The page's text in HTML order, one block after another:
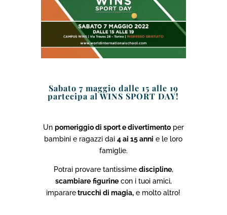
Sabato 7 maggio dalle 15 alle 19
partecipa al WINS SPORT DAY!
Un pomeriggio di sport e divertimentoper
bambini e ragazzi dai4 ai 15 anni e le loro
famiglie.
Potraiprovare tantissime discipline,
scambiare figurinecon i tuoi amici,
impararetrucchi di magia, e molto altro!